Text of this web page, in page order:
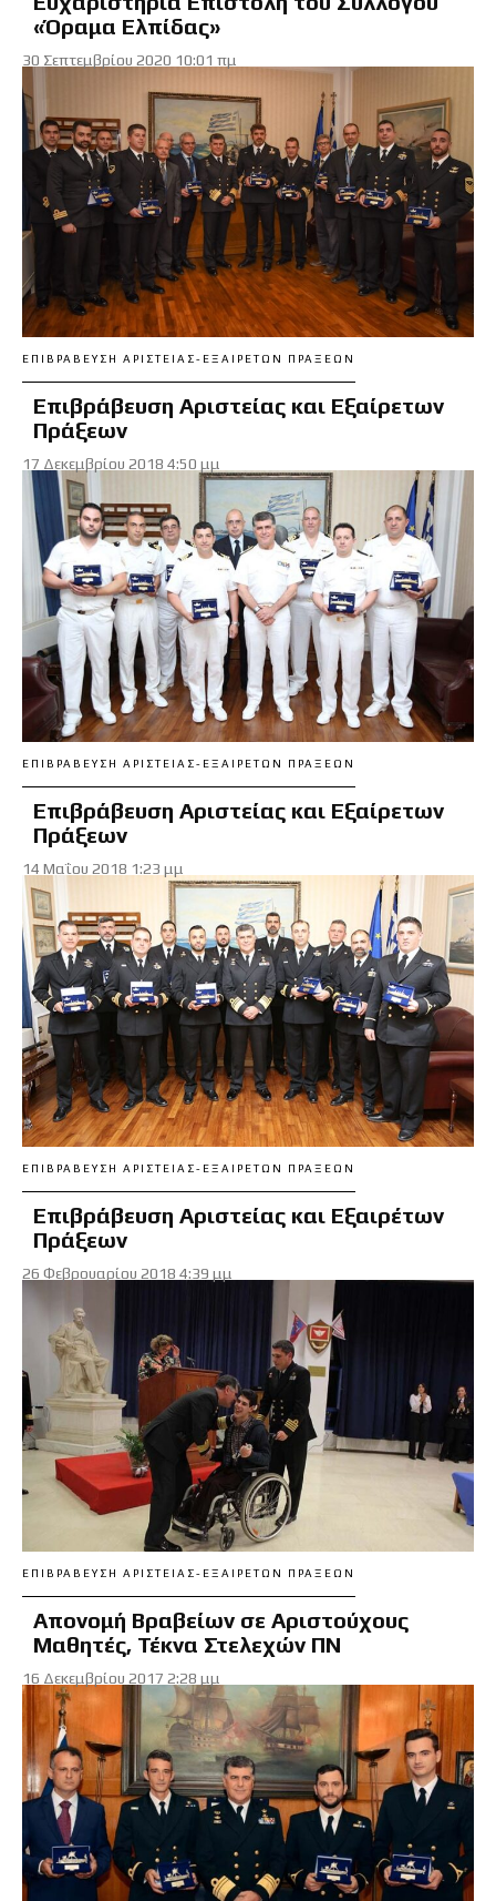
«Όραμα Ελπίδας»
30 Σεπτεμβρίου 2020 10:01 πμ
ΕΠΙΒΡΆΒΕΥΣΗ ΑΡΙΣΤΕΊΑΣ-ΕΞΑΊΡΕΤΩΝ ΠΡΆΞΕΩΝ
Επιβράβευση Αριστείας και Εξαίρετων
Πράξεων
17 Δεκεμβρίου 2018 4:50 μμ
ΕΠΙΒΡΆΒΕΥΣΗ ΑΡΙΣΤΕΊΑΣ-ΕΞΑΊΡΕΤΩΝ ΠΡΆΞΕΩΝ
Επιβράβευση Αριστείας και Εξαίρετων
Πράξεων
14 Μαΐου 2018 1:23 μμ
ΕΠΙΒΡΆΒΕΥΣΗ ΑΡΙΣΤΕΊΑΣ-ΕΞΑΊΡΕΤΩΝ ΠΡΆΞΕΩΝ
Επιβράβευση Αριστείας και Εξαιρέτων
Πράξεων
26 Φεβρουαρίου 2018 4:39 μμ
ΕΠΙΒΡΆΒΕΥΣΗ ΑΡΙΣΤΕΊΑΣ-ΕΞΑΊΡΕΤΩΝ ΠΡΆΞΕΩΝ
Απονομή Βραβείων σε Αριστούχους
Μαθητές, Τέκνα Στελεχών ΠΝ
16 Δεκεμβρίου 2017 2:28 μμ